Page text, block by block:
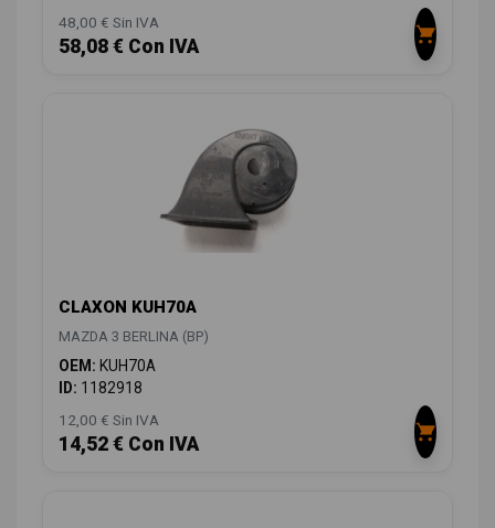
48,00 € Sin IVA
58,08 € Con IVA
CLAXON KUH70A
MAZDA 3 BERLINA (BP)
OEM: KUH70A
ID: 1182918
12,00 € Sin IVA
14,52 € Con IVA